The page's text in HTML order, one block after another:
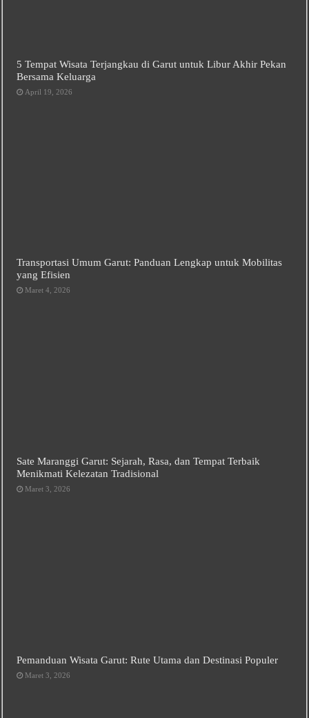
5 Tempat Wisata Terjangkau di Garut untuk Libur Akhir Pekan
Bersama Keluarga
April 19, 2026
Transportasi Umum Garut: Panduan Lengkap untuk Mobilitas
yang Efisien
Maret 4, 2026
Sate Maranggi Garut: Sejarah, Rasa, dan Tempat Terbaik
Menikmati Kelezatan Tradisional
Maret 3, 2026
Pemanduan Wisata Garut: Rute Utama dan Destinasi Populer
Maret 3, 2026